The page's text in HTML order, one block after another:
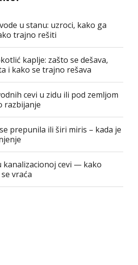
u stanu: uzroci, kako ga
trajno rešiti
kaplje: zašto se dešava,
i kako se trajno rešava
cevi u zidu ili pod zemljom
razbijanje
prepunila ili širi miris – kada je
kanalizacionoj cevi — kako
vraća